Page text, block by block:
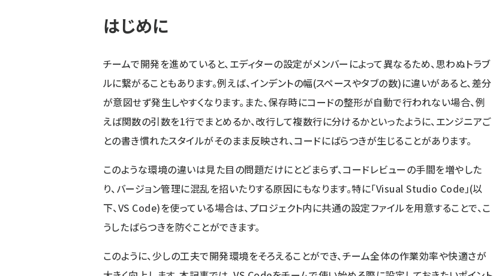
はじめに
チームで開発を進めていると、エディターの設定がメンバーによって異なるため、思わぬトラブ
ルに繋がることもあります。例えば、インデントの幅(スペースやタブの数)に違いがあると、差分
が意図せず発生しやすくなります。また、保存時にコードの整形が自動で行われない場合、例
えば関数の引数を1行でまとめるか、改行して複数行に分けるかといったように、エンジニアご
との書き慣れたスタイルがそのまま反映され、コードにばらつきが生じることがあります。
このような環境の違いは見た目の問題だけにとどまらず、コードレビューの手間を増やした
り、バージョン管理に混乱を招いたりする原因にもなります。特に「Visual Studio Code」(以
下、VS Code)を使っている場合は、プロジェクト内に共通の設定ファイルを用意することで、こ
うしたばらつきを防ぐことができます。
このように、少しの工夫で開発環境をそろえることができ、チーム全体の作業効率や快適さが